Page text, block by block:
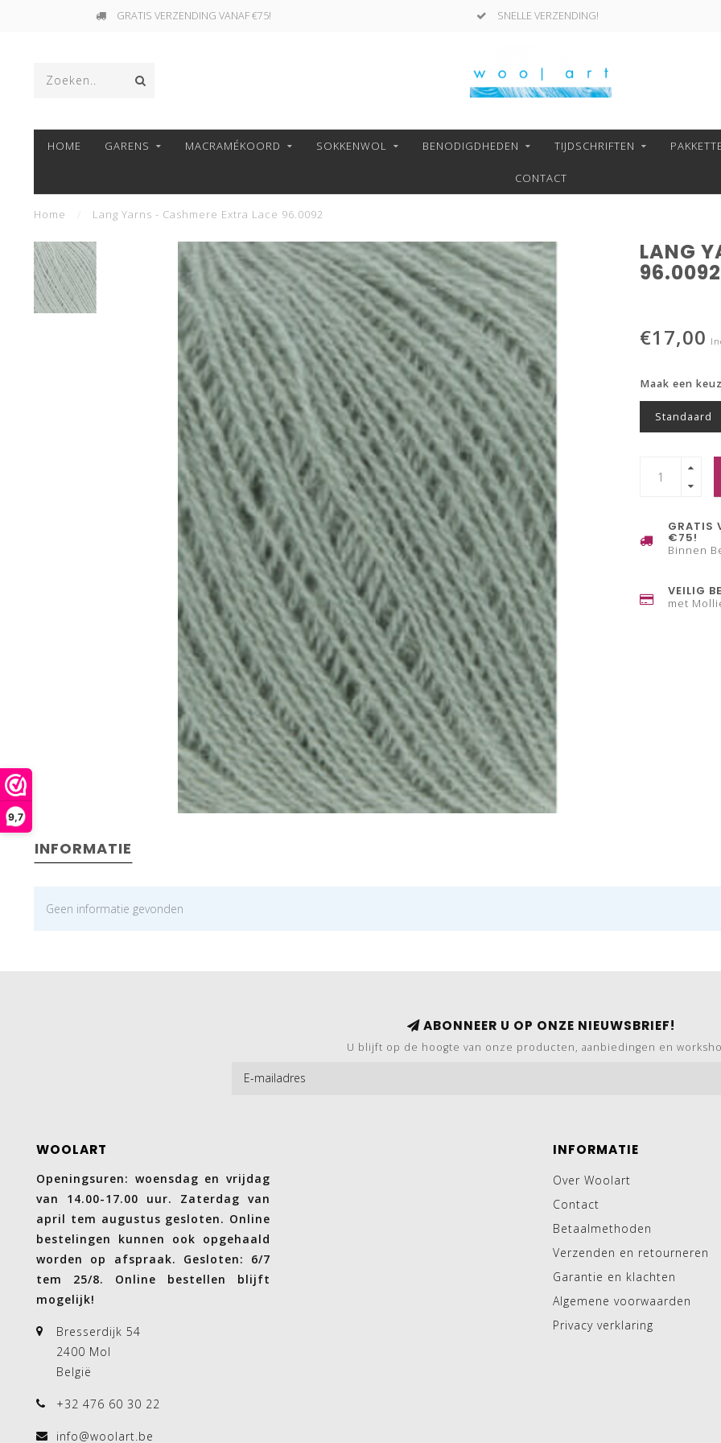
9,7
GRATIS VERZENDING VANAF €75! SNELLE VERZENDING!
HOME GARENS MACRAMÉKOORD SOKKENWOL BENODIGDHEDEN TIJDSCHRIFTEN
CONTACT
Home Lang Yarns - Cashmere Extra Lace 96.0092
LANG
96.0092
€17,00
Maak een
Standaard
GRATIS
€75!
Binnen
VEILIG
met
INFORMATIE
Geen informatie gevonden
ABONNEER U OP ONZE NIEUWSBRIEF!
U blijft op de hoogte van onze producten, aanbiedingen en
WOOLART
Openingsuren: woensdag en vrijdag
van 14.00-17.00 uur. Zaterdag van
april tem augustus gesloten. Online
bestelingen kunnen ook opgehaald
worden op afspraak. Gesloten: 6/7
tem 25/8. Online bestellen blijft
mogelijk!
Bresserdijk 54
2400 Mol
België
+32 476 60 30 22
info@woolart.be
INFORMATIE
Over Woolart
Contact
Betaalmethoden
Verzenden en retourneren
Garantie en klachten
Algemene voorwaarden
Privacy verklaring